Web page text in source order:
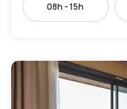
08h - 15h